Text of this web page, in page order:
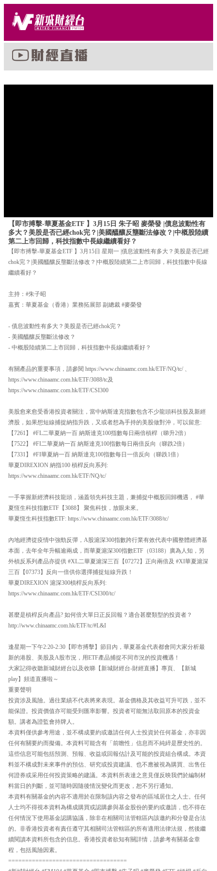
【即市搏擊-華夏基金ETF 】3月15日 朱子昭 麥榮發 |債息波動性有
多大？美股是否已經chok完？|美國醞釀反壟斷法修改？|中概股陸續
第二上市回歸，科技指數中長線繼續看好？
【即市搏擊-華夏基金ETF 】3月15日 星期一 |債息波動性有多大？美股是否已經
chok完？|美國醞釀反壟斷法修改？|中概股陸續第二上市回歸，科技指數中長線
繼續看好？
主持：#朱子昭
嘉賓：華夏基金（香港）業務拓展部 副總裁 #麥榮發
- 債息波動性有多大？美股是否已經chok完？
- 美國醞釀反壟斷法修改？
- 中概股陸續第二上市回歸，科技指數中長線繼續看好？
有關產品的重要事項，請參閱 https://www.chinaamc.com.hk/ETF/NQ/tc/ 、
https://www.chinaamc.com.hk/ETF/3088/tc及
https://www.chinaamc.com.hk/ETF/CSI300
美股愈來愈受香港投資者關注，當中納斯達克指數包含不少龍頭科技股及新經
濟股，如果想短線捕捉納指升跌，又或者想為手持的美股做對沖，可以留意:
【7261】 #FL二華夏納一百 納斯達克100指數每日兩倍槓桿（睇升2倍）
【7522】 #FI二華夏納一百 納斯達克100指數每日兩倍反向（睇跌2倍）
【7331】 #FI華夏納一百 納斯達克100指數每日一倍反向（睇跌1倍）
華夏DIREXION 納指100 槓桿反向系列:
https://www.chinaamc.com.hk/ETF/NQ/tc/
一手掌握新經濟科技龍頭，涵蓋領先科技主題，兼捕捉中概股回歸機遇， #華
夏恆生科技指數ETF【3088】 聚焦科技，放眼未來。
華夏恆生科技指數ETF: https://www.chinaamc.com.hk/ETF/3088/tc/
內地經濟從疫情中強勁反彈，A股滬深300指數跨行業有效代表中國整體經濟基
本面，去年全年升幅逾兩成，而華夏滬深300指數ETF（03188）廣為人知，另
外槓反系列產品亦提供 #XL二華夏滬深三百【07272】正向兩倍及 #XI華夏滬深
三百【07373】反向一倍供你選擇捕捉短線升跌！
華夏DIREXION 滬深300槓桿反向系列:
https://www.chinaamc.com.hk/ETF/CSI300/tc/
甚麼是槓桿反向產品? 如何倍大單日正反回報？適合甚麼類型的投資者？
http://www.chinaamc.com.hk/ETF/tc/#L&I
逢星期一下午2:20-2:30【即市搏擊】節目內，華夏基金代表都會同大家分析最
新的港股、美股及A股市況，用ETF產品捕捉不同市況的投資機遇！
大家記得收聽新城財經台以及收睇【新城財經台-財經直播】專頁、【新城
play】頻道直播啦～
重要聲明
投資涉及風險。過往業績不代表將來表現。基金價格及其收益可升可跌，並不
能保證。投資價值亦可能受到匯率影響。投資者可能無法取回原本的投資金
額。講者為證監會持牌人。
本資料僅供參考用途，並不構成要約或邀請任何人士投資於任何基金，亦非因
任何有關要約而擬備。本資料可能含有「前瞻性」信息而不純綷是歷史性的。
這些信息可能包括預測、預報、收益或回報估計及可能的投資組合構成。本資
料並不構成對未來事件的預估、研究或投資建議、也不應被視為購買、出售任
何證券或采用任何投資策略的建議。本資料所表達之意見僅反映我們於編制材
料當日的判斷，並可隨時因隨後情況變化而更改，恕不另行通知。
本資料有關基金的內容不適用於在限制該內容之發布的區域居住之人士。任何
人士均不得視本資料為構成購買或認購參與基金股份的要約或邀請，也不得在
任何情況下使用基金認購協議，除非在相關司法管轄區內該邀約和分發是合法
的。非香港投資者有責任遵守其相關司法管轄區的所有適用法律法規，然後繼
續閱讀本資料所包含的信息。香港投資者欲知有關詳情，請參考有關基金章
程，包括風險因素。
===================================